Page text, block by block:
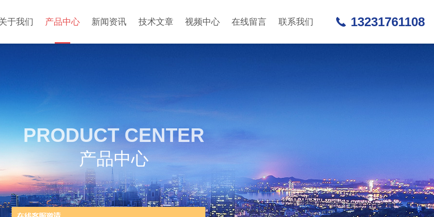
于我们 产品中心 新闻资讯 技术文章 视频中心 在线留言 联系我们 13231761108
PRODUCT CENTER
产品中心